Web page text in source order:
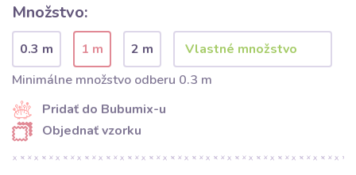
Množstvo:
0.3 m 1 m
2 m
Minimálne množstvo odberu 0.3 m
Pridať do Bubumix-u
Objednať vzorku